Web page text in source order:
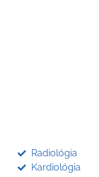
Radiológia
Kardiológia